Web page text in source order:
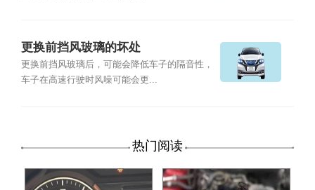
更换前挡风玻璃的坏处
更换前挡风玻璃后，可能会降低车子的隔音性，
车子在高速行驶时风噪可能会更...
热门阅读